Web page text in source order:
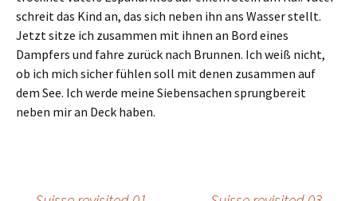
schreit das Kind an, das sich neben ihn ans Wasser stellt.
Jetzt sitze ich zusammen mit ihnen an Bord eines
Dampfers und fahre zurück nach Brunnen. Ich weiß nicht,
ob ich mich sicher fühlen soll mit denen zusammen auf
dem See. Ich werde meine Siebensachen sprungbereit
neben mir an Deck haben.